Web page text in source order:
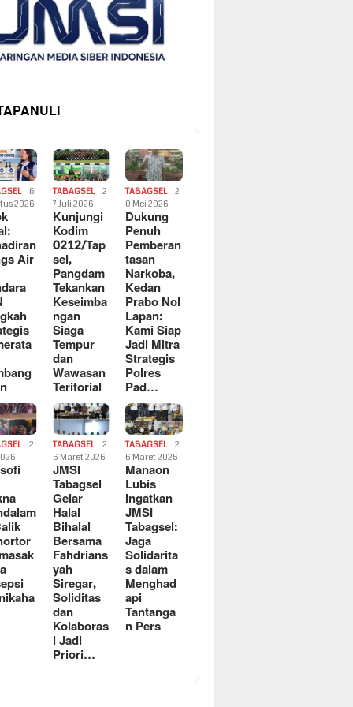
6
2026
Air
TABAGSEL
2
7 Juli 2026
Kunjungi
Kodim
0212/Tap
sel,
Pangdam
Tekankan
Keseimba
ngan
Siaga
Tempur
dan
Wawasan
Teritorial
TABAGSEL
2
0 Mei 2026
Dukung
Penuh
Pemberan
tasan
Narkoba,
Kedan
Prabo Nol
Lapan:
Kami Siap
Jadi Mitra
Strategis
Polres
Pad…
2
TABAGSEL
2
6 Maret 2026
JMSI
Tabagsel
Gelar
Halal
Bihalal
Bersama
Fahdrians
yah
Siregar,
Soliditas
dan
Kolaboras
i Jadi
Priori…
TABAGSEL
2
6 Maret 2026
Manaon
Lubis
Ingatkan
JMSI
Tabagsel:
Jaga
Solidarita
s dalam
Menghad
api
Tantanga
n Pers